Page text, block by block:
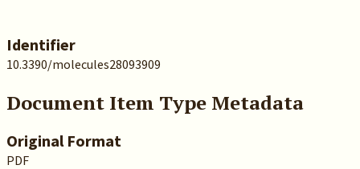
Identifier
10.3390/molecules28093909
Document Item Type Metadata
Original Format
PDF